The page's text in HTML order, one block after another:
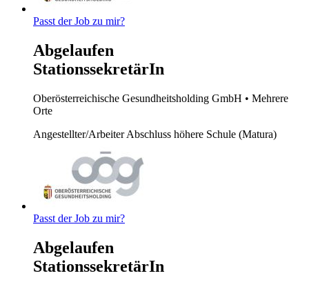
Passt der Job zu mir?
Abgelaufen
StationssekretärIn
Oberösterreichische Gesundheitsholding GmbH • Mehrere
Orte
Angestellter/ArbeiterAbschluss höhere Schule (Matura)
Passt der Job zu mir?
Abgelaufen
StationssekretärIn